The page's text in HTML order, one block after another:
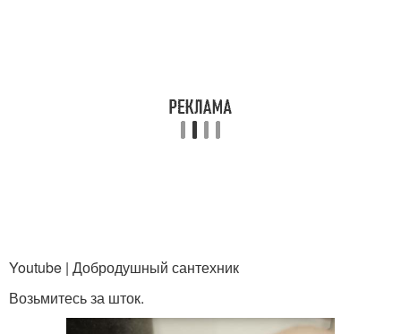
Youtube | Добродушный сантехник
Возьмитесь за шток.